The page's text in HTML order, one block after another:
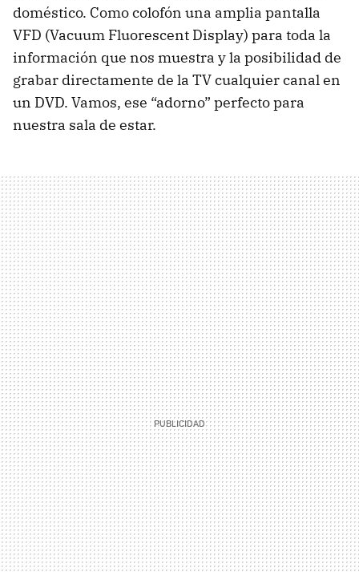
doméstico. Como colofón una amplia pantalla
VFD (Vacuum Fluorescent Display) para toda la
información que nos muestra y la posibilidad de
grabar directamente de la TV cualquier canal en
un DVD. Vamos, ese “adorno” perfecto para
nuestra sala de estar.